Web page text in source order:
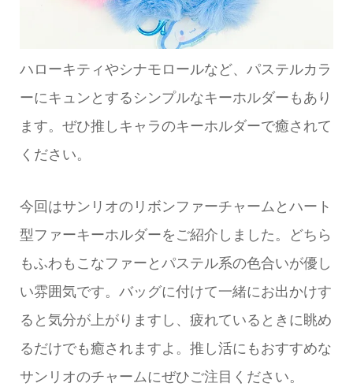
ハローキティやシナモロールなど、パステルカラ
ーにキュンとするシンプルなキーホルダーもあり
ます。ぜひ推しキャラのキーホルダーで癒されて
ください。
今回はサンリオのリボンファーチャームとハート
型ファーキーホルダーをご紹介しました。どちら
もふわもこなファーとパステル系の色合いが優し
い雰囲気です。バッグに付けて一緒にお出かけす
ると気分が上がりますし、疲れているときに眺め
るだけでも癒されますよ。推し活にもおすすめな
サンリオのチャームにぜひご注目ください。